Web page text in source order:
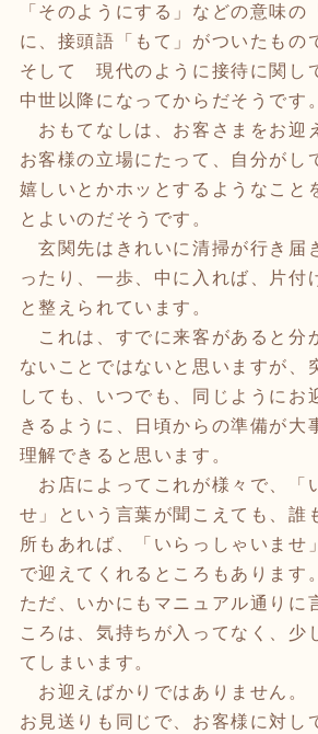
「そのようにする」などの意味の
に、接頭語「もて」がついたもの
そして 現代のように接待に関し
中世以降になってからだそうです。
おもてなしは、お客さまをお迎
お客様の立場にたって、自分がし
嬉しいとかホッとするようなこと
とよいのだそうです。
玄関先はきれいに清掃が行き届
ったり、一歩、中に入れば、片付
と整えられています。
これは、すでに来客があると分
ないことではないと思いますが、
しても、いつでも、同じようにお
きるように、日頃からの準備が大
理解できると思います。
お店によってこれが様々で、「
せ」という言葉が聞こえても、誰
所もあれば、「いらっしゃいませ
で迎えてくれるところもあります。
ただ、いかにもマニュアル通りに
ころは、気持ちが入ってなく、少
てしまいます。
お迎えばかりではありません。
お見送りも同じで、お客様に対し